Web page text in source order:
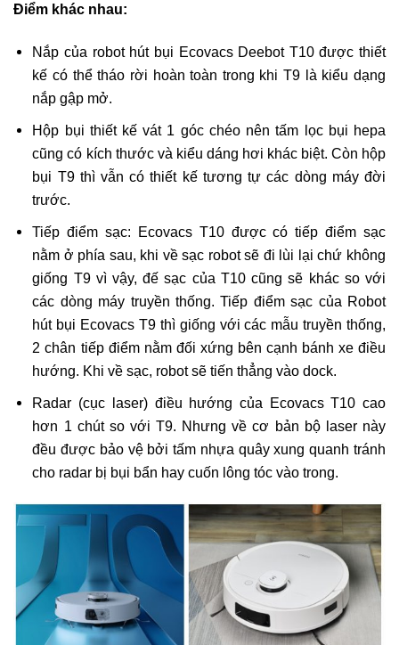
Điểm khác nhau:
Nắp của robot hút bụi Ecovacs Deebot T10 được thiết
kế có thể tháo rời hoàn toàn trong khi T9 là kiểu dạng
nắp gập mở.
Hộp bụi thiết kế vát 1 góc chéo nên tấm lọc bụi hepa
cũng có kích thước và kiểu dáng hơi khác biệt. Còn hộp
bụi T9 thì vẫn có thiết kế tương tự các dòng máy đời
trước.
Tiếp điểm sạc: Ecovacs T10 được có tiếp điểm sạc
nằm ở phía sau, khi về sạc robot sẽ đi lùi lại chứ không
giống T9 vì vậy, đế sạc của T10 cũng sẽ khác so với
các dòng máy truyền thống. Tiếp điểm sạc của Robot
hút bụi Ecovacs T9 thì giống với các mẫu truyền thống,
2 chân tiếp điểm nằm đối xứng bên cạnh bánh xe điều
hướng. Khi về sạc, robot sẽ tiến thẳng vào dock.
Radar (cục laser) điều hướng của Ecovacs T10 cao
hơn 1 chút so với T9. Nhưng về cơ bản bộ laser này
đều được bảo vệ bởi tấm nhựa quây xung quanh tránh
cho radar bị bụi bẩn hay cuốn lông tóc vào trong.